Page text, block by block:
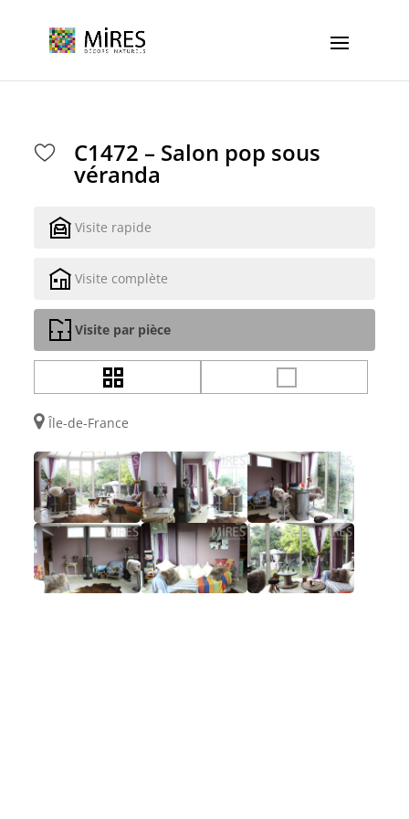
C1472 – Salon pop sous
véranda
Visite rapide
Visite complète
Visite par pièce
Île-de-France